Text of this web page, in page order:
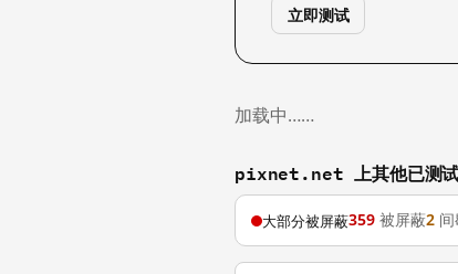
立即测试
加载中……
pixnet.net 上其他已测试
大部分被屏蔽359 被屏蔽2